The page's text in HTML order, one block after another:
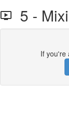
5 -
If you're